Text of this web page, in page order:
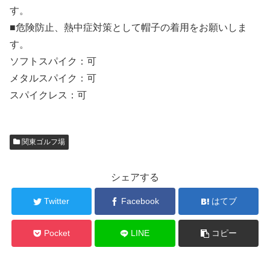
す。
■危険防止、熱中症対策として帽子の着用をお願いしま
す。
ソフトスパイク：可
メタルスパイク：可
スパイクレス：可
関東ゴルフ場
シェアする
Twitter Facebook はてブ
Pocket LINE コピー